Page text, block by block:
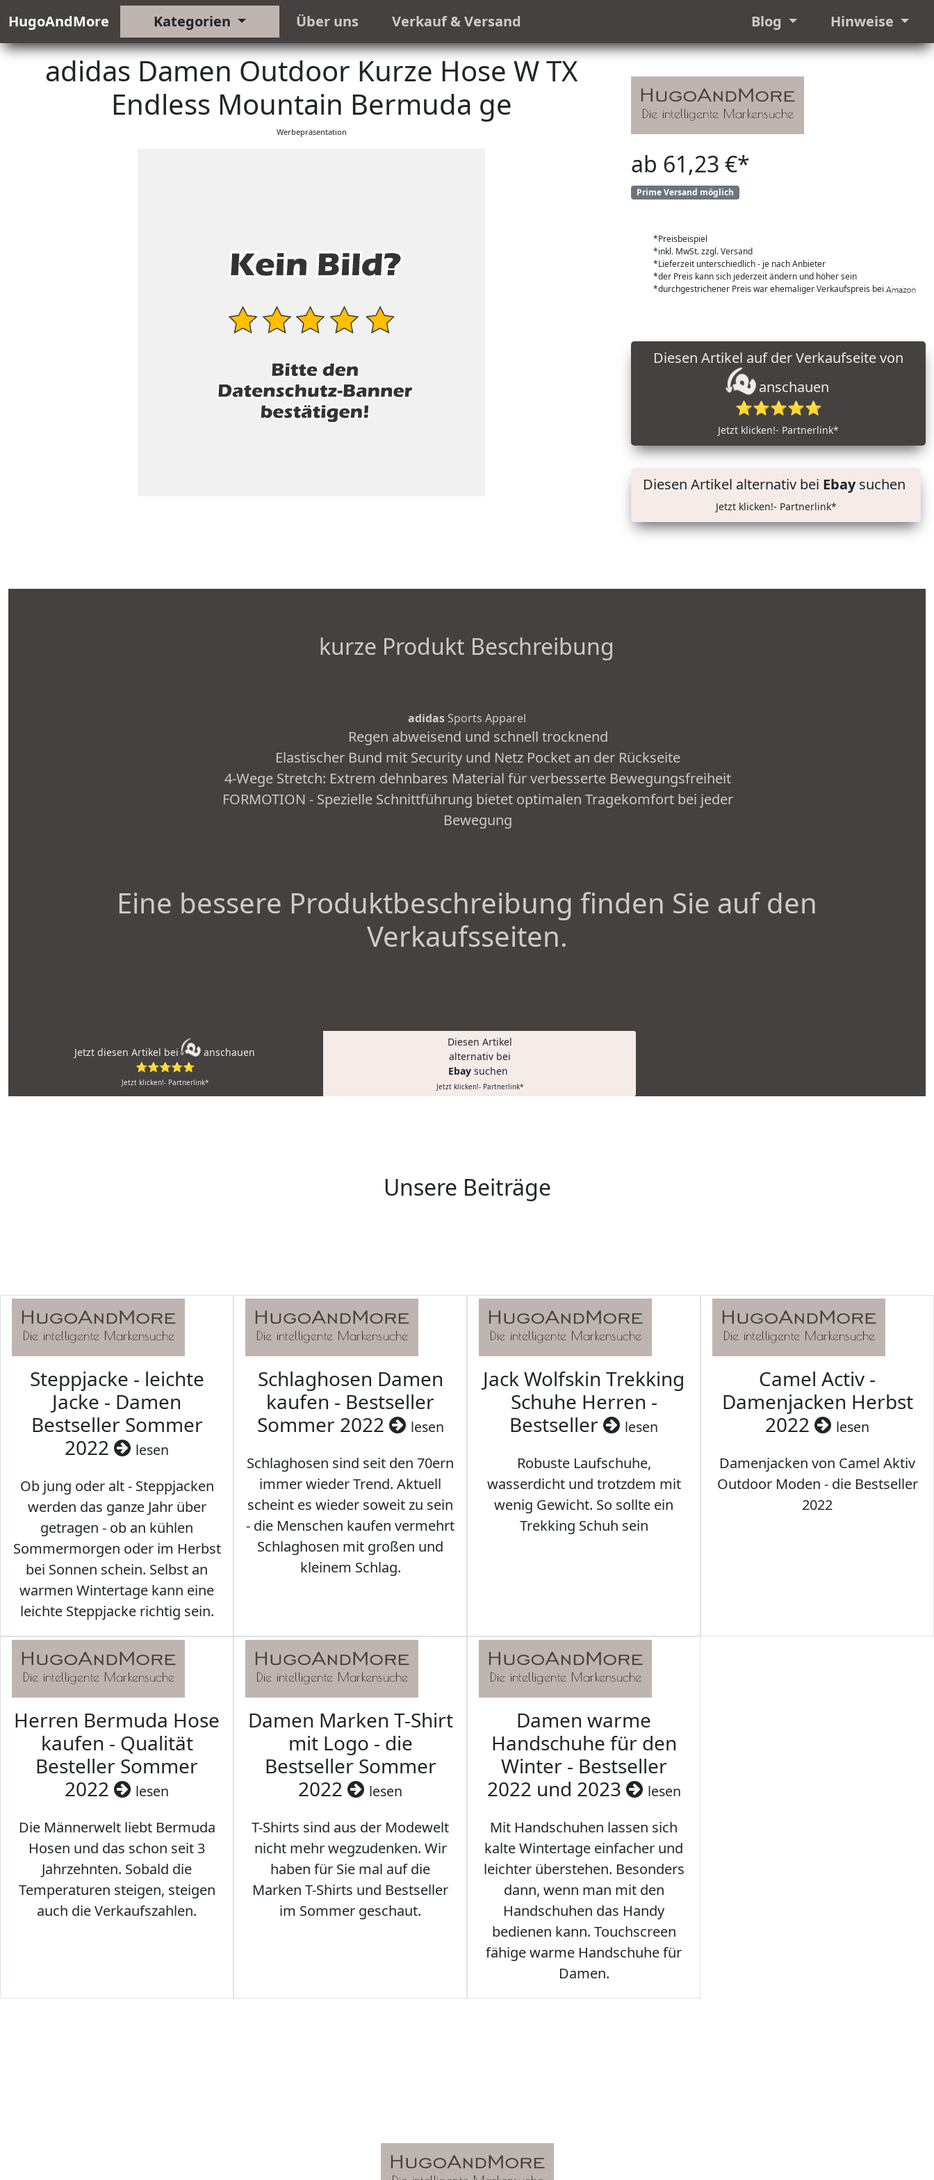
HugoAndMore Kategorien Über uns Verkauf & Versand Blog Hinweise
adidas Damen Outdoor Kurze Hose W TX
Endless Mountain Bermuda ge
Werbepräsentation
ab 61,23 €*
Prime Versand möglich
*Preisbeispiel
*inkl. MwSt. zzgl. Versand
*Lieferzeit unterschiedlich - je nach Anbieter
*der Preis kann sich jederzeit ändern und höher sein
*durchgestrichener Preis war ehemaliger Verkaufspreis bei
anschauen
⭐⭐⭐⭐⭐
Jetzt klicken!- Partnerlink*
Diesen Artikel alternativ bei Ebaysuchen
Jetzt klicken!- Partnerlink*
kurze Produkt Beschreibung
adidasSports Apparel
Regen abweisend und schnell trocknend
Elastischer Bund mit Security und Netz Pocket an der Rückseite
4-Wege Stretch: Extrem dehnbares Material für verbesserte Bewegungsfreiheit
FORMOTION - Spezielle Schnittführung bietet optimalen Tragekomfort bei jeder
Bewegung
Eine bessere Produktbeschreibung finden Sie auf den
Verkaufsseiten.
Jetzt diesen Artikel bei
anschauen
⭐⭐⭐⭐⭐
Jetzt klicken!- Partnerlink*
Diesen Artikel
alternativ bei
Ebay suchen
Jetzt klicken!- Partnerlink*
Unsere Beiträge
Steppjacke - leichte
Jacke - Damen
Bestseller Sommer
2022
lesen
Ob jung oder alt - Steppjacken
werden das ganze Jahr über
getragen - ob an kühlen
Sommermorgen oder im Herbst
bei Sonnen schein. Selbst an
warmen Wintertage kann eine
leichte Steppjacke richtig sein.
Schlaghosen Damen
kaufen - Bestseller
Sommer 2022
lesen
Schlaghosen sind seit den 70ern
immer wieder Trend. Aktuell
scheint es wieder soweit zu sein
- die Menschen kaufen vermehrt
Schlaghosen mit großen und
kleinem Schlag.
Jack Wolfskin Trekking
Schuhe Herren -
Bestseller
lesen
Robuste Laufschuhe,
wasserdicht und trotzdem mit
wenig Gewicht. So sollte ein
Trekking Schuh sein
Camel Activ -
Damenjacken Herbst
2022
lesen
Damenjacken von Camel Aktiv
Outdoor Moden - die Bestseller
2022
Herren Bermuda Hose
kaufen - Qualität
Besteller Sommer
2022
lesen
Die Männerwelt liebt Bermuda
Hosen und das schon seit 3
Jahrzehnten. Sobald die
Temperaturen steigen, steigen
auch die Verkaufszahlen.
Damen Marken T-Shirt
mit Logo - die
Bestseller Sommer
2022
lesen
T-Shirts sind aus der Modewelt
nicht mehr wegzudenken. Wir
haben für Sie mal auf die
Marken T-Shirts und Bestseller
im Sommer geschaut.
Damen warme
Handschuhe für den
Winter - Bestseller
2022 und 2023
lesen
Mit Handschuhen lassen sich
kalte Wintertage einfacher und
leichter überstehen. Besonders
dann, wenn man mit den
Handschuhen das Handy
bedienen kann. Touchscreen
fähige warme Handschuhe für
Damen.